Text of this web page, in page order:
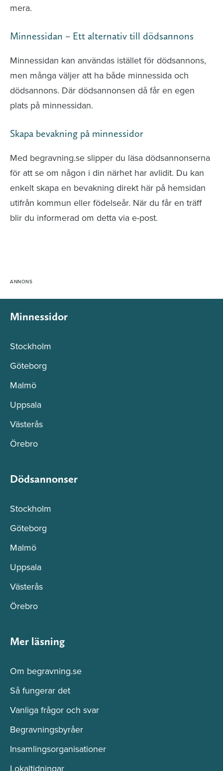
mera.
Minnessidan – Ett alternativ till dödsannons
Minnessidan kan användas istället för dödsannons,
men många väljer att ha både minnessida och
dödsannons. Där dödsannonsen då får en egen
plats på minnessidan.
Skapa bevakning på minnessidor
Med begravning.se slipper du läsa dödsannonserna
för att se om någon i din närhet har avlidit. Du kan
enkelt skapa en bevakning direkt här på hemsidan
utifrån kommun eller födelseår. När du får en träff
blir du informerad om detta via e-post.
Minnessidor
Stockholm
Göteborg
Malmö
Uppsala
Västerås
Örebro
Dödsannonser
Stockholm
Göteborg
Malmö
Uppsala
Västerås
Örebro
Mer läsning
Om begravning.se
Så fungerar det
Vanliga frågor och svar
Begravningsbyråer
Insamlingsorganisationer
Lokaltidningar